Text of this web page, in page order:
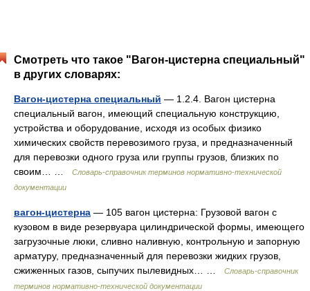
Смотреть что такое "Вагон-цистерна специальный"
в других словарях:
Вагон-цистерна специальный — 1.2.4. Вагон цистерна
специальный вагон, имеющий специальную конструкцию,
устройства и оборудование, исходя из особых физико
химических свойств перевозимого груза, и предназначенный
для перевозки одного груза или группы грузов, близких по
своим… …
Словарь-справочник терминов нормативно-технической
документации
вагон-цистерна — 105 вагон цистерна: Грузовой вагон с
кузовом в виде резервуара цилиндрической формы, имеющего
загрузочные люки, сливно наливную, контрольную и запорную
арматуру, предназначенный для перевозки жидких грузов,
сжиженных газов, сыпучих пылевидных… …
Словарь-справочник
терминов нормативно-технической документации